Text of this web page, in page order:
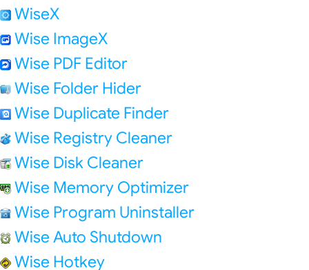
WiseX
Wise ImageX
Wise PDF Editor
Wise Folder Hider
Wise Duplicate Finder
Wise Registry Cleaner
Wise Disk Cleaner
Wise Memory Optimizer
Wise Program Uninstaller
Wise Auto Shutdown
Wise Hotkey